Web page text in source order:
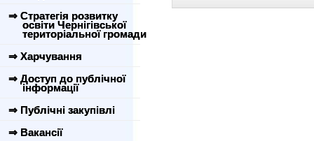
⇒ Стратегія розвитку
освіти Чернігівської
територіальної громади
⇒ Харчування
⇒ Доступ до публічної
інформації
⇒ Публічні закупівлі
⇒ Вакансії